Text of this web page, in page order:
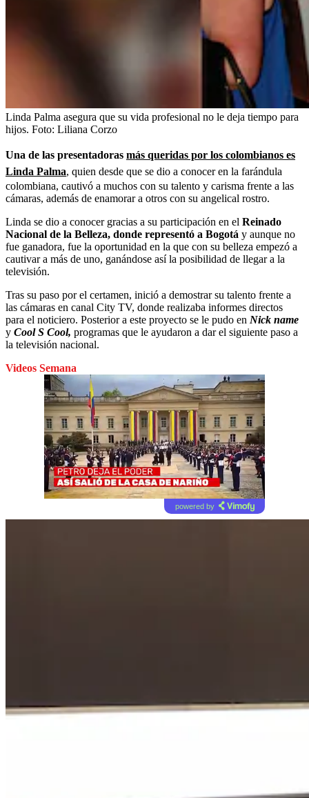
Linda Palma asegura que su vida profesional no le deja tiempo para
hijos. Foto: Liliana Corzo
Una de las presentadoras más queridas por los colombianos es
Linda Palma, quien desde que se dio a conocer en la farándula
colombiana, cautivó a muchos con su talento y carisma frente a las
cámaras, además de enamorar a otros con su angelical rostro.
Linda se dio a conocer gracias a su participación en el Reinado
Nacional de la Belleza, donde representó a Bogotá y aunque no
fue ganadora, fue la oportunidad en la que con su belleza empezó a
cautivar a más de uno, ganándose así la posibilidad de llegar a la
televisión.
Tras su paso por el certamen, inició a demostrar su talento frente a
las cámaras en canal City TV, donde realizaba informes directos
para el noticiero. Posterior a este proyecto se le pudo en Nick name
y Cool S Cool, programas que le ayudaron a dar el siguiente paso a
la televisión nacional.
Videos Semana
powered by